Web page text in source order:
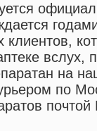
вслух,
на
по